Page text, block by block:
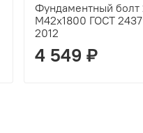
Фундаментный болт
М42х1800 ГОСТ
2012
4 549 ₽